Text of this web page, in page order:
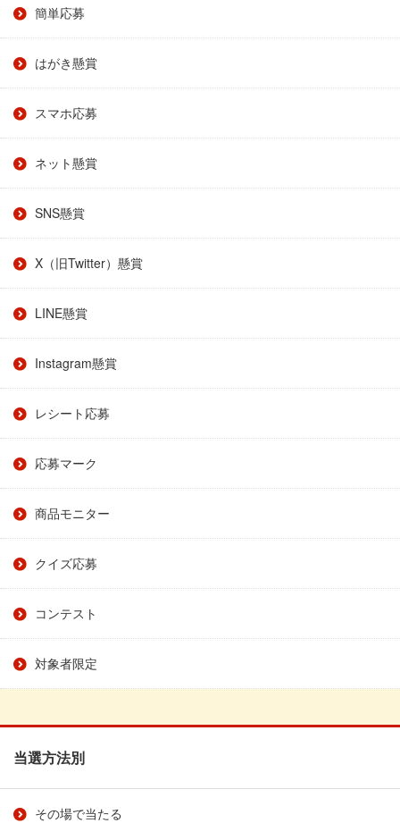
簡単応募
はがき懸賞
スマホ応募
ネット懸賞
SNS懸賞
X（旧Twitter）懸賞
LINE懸賞
Instagram懸賞
レシート応募
応募マーク
商品モニター
クイズ応募
コンテスト
対象者限定
当選方法別
その場で当たる